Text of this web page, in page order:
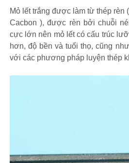
Mỏ lết trắng được làm từ thép rèn
Cacbon ), được rèn bởi chuỗi
cực lớn nên mỏ lết có cấu trúc
hơn, độ bền và tuổi thọ, cũng
với các phương pháp luyện thép